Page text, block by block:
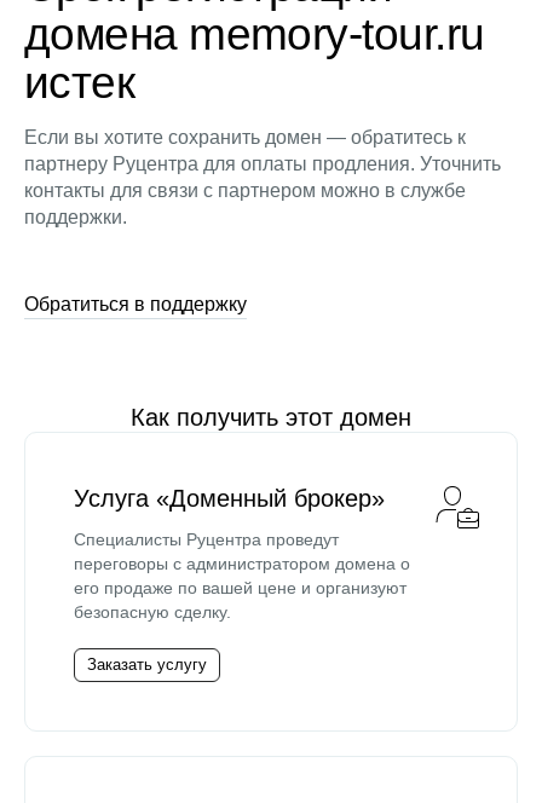
домена memory-tour.ru
истек
Если вы хотите сохранить домен — обратитесь к
партнеру Руцентра для оплаты продления. Уточнить
контакты для связи с партнером можно в службе
поддержки.
Обратиться в поддержку
Как получить этот домен
Услуга «Доменный брокер»
Специалисты Руцентра проведут
переговоры с администратором домена о
его продаже по вашей цене и организуют
безопасную сделку.
Заказать услугу